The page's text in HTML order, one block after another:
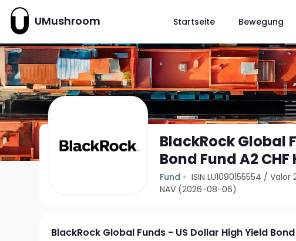
UMushroom Startseite Bewegung
BlackRock Global
Bond Fund A2
Fund ISIN LU1090155554 /Valor
NAV (2026-08-06)
BlackRock Global Funds - US Dollar High Yield Bond